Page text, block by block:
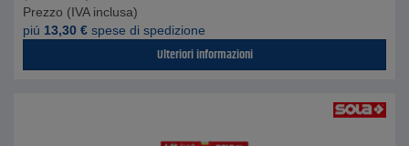
Prezzo (IVA inclusa)
piú 13,30 € spese di spedizione
Ulteriori informazioni